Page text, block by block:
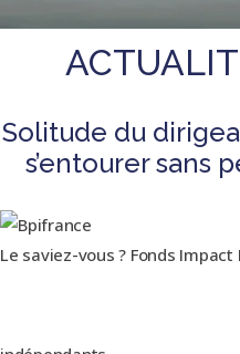
Solitude du
s’entourer sans
Le saviez-vous ? Fonds